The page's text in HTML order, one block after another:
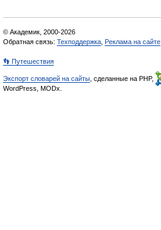
© Академик, 2000-2026
Обратная связь: Техподдержка Реклама на сайте
👣 Путешествия
Экспорт словарей на сайты , сделанные на PHP,
WordPress, MODx.